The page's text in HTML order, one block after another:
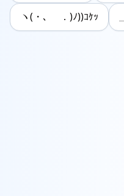
ヽ(・､ ．)ﾉ))ｺｹｯ